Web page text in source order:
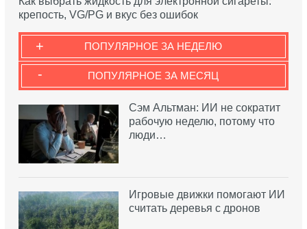
крепость, VG/PG и вкус без ошибок
ПОПУЛЯРНОЕ ЗА НЕДЕЛЮ
+
ПОПУЛЯРНОЕ ЗА МЕСЯЦ
-
Сэм Альтман: ИИ не сократит
рабочую неделю, потому что
люди…
Игровые движки помогают ИИ
считать деревья с дронов